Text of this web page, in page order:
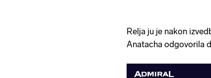
Relja ju je nakon
Anatacha odgovorila